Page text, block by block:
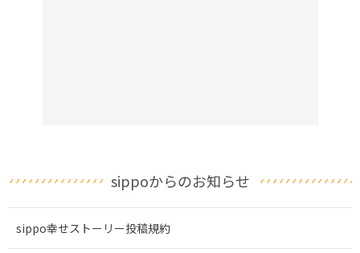
sippoからのお知らせ
sippo幸せストーリー投稿規約